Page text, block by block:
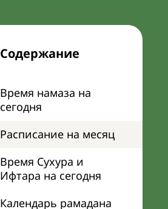
Содержание
Время намаза на
сегодня
Расписание на месяц
Время Сухура и
Ифтара на сегодня
Календарь рамадана